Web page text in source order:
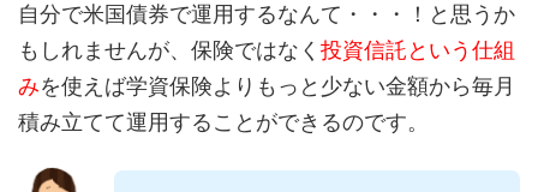
自分で米国債券で運用するなんて・・・！と思うか
もしれませんが、保険ではなく 投資信託という仕組
みを使えば学資保険よりもっと少ない金額から毎月
積み立てて運用することができるのです。